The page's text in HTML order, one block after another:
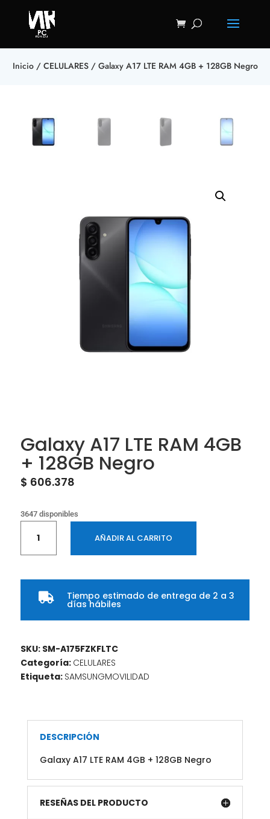
Inicio/ CELULARES/ Galaxy A17 LTE RAM 4GB + 128GB Negro
Galaxy A17 LTE RAM 4GB
+ 128GB Negro
$ 606.378
3647 disponibles
LTE
4GB
Negro
AÑADIR AL CARRITO
 Tiempo estimado de entrega de 2 a 3
días hábiles
SKU: SM-A175FZKFLTC
Categoría: CELULARES
Etiqueta: SAMSUNGMOVILIDAD
DESCRIPCIÓN
Galaxy A17 LTE RAM 4GB + 128GB Negro
RESEÑAS DEL PRODUCTO